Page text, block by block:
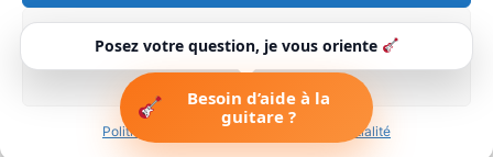
Politique de cookiesPolitique de confidentialité
Copyright © 2026 Guitaretoday |
Forums
Petites annonces Réglage & Assemblage Contact
Politique de confidentialité-
Mentions légales
Guitaretoday.com
Posez votre question, je vous oriente
Besoin d’aide à la
guitare ?